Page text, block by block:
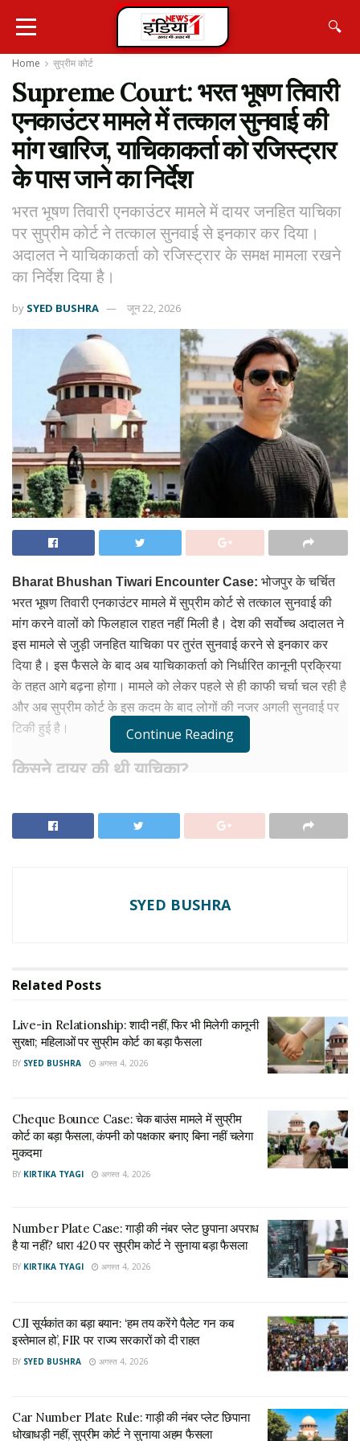
🔍
Home सुप्रीम कोर्ट
Supreme Court: भरत भूषण तिवारी
एनकाउंटर मामले में तत्काल सुनवाई की
मांग खारिज, याचिकाकर्ता को रजिस्ट्रार
के पास जाने का निर्देश
भरत भूषण तिवारी एनकाउंटर मामले में दायर जनहित याचिका
पर सुप्रीम कोर्ट ने तत्काल सुनवाई से इनकार कर दिया।
अदालत ने याचिकाकर्ता को रजिस्ट्रार के समक्ष मामला रखने
का निर्देश दिया है।
by SYED BUSHRA जून 22, 2026
Bharat Bhushan Tiwari Encounter Case: भोजपुर के चर्चित
भरत भूषण तिवारी एनकाउंटर मामले में सुप्रीम कोर्ट से तत्काल सुनवाई की
मांग करने वालों को फिलहाल राहत नहीं मिली है। देश की सर्वोच्च अदालत ने
इस मामले से जुड़ी जनहित याचिका पर तुरंत सुनवाई करने से इनकार कर
दिया है। इस फैसले के बाद अब याचिकाकर्ता को निर्धारित कानूनी प्रक्रिया
के तहत आगे बढ़ना होगा। मामले को लेकर पहले से ही काफी चर्चा चल रही है
और अब सुप्रीम कोर्ट के इस कदम के बाद लोगों की नजर अगली सुनवाई पर
टिकी हुई है।
किसने दायर की थी याचिका?
जून 2026 को दाखिल की गई थी। याचिका में भरत भूषण तिवारी एनकाउंटर
को लेकर कई गंभीर सवाल उठाए गए हैं। याचिकाकर्ता का दावा है कि यह
Cheque Bounce Case: चेक बाउंस मामले में सुप्रीम कोर्ट
का बड़ा फैसला, कंपनी को पक्षकार बनाए बिना नहीं चलेगा मुकदमा
सीबीआई जांच की मांग
याचिका में इस पूरे मामले की जांच केंद्रीय जांच ब्यूरो (CBI) से कराने की मांग
की गई है। याचिकाकर्ता का कहना है कि मामले की सच्चाई सामने लाने के
चाहिए और यदि जरूरत पड़े तो उनके खिलाफ कानूनी कार्रवाई भी की जाए।
पुलिसकर्मियों पर एफआईआर की मांग
पुलिस अधिकारियों और कर्मियों के खिलाफ एफआईआर दर्ज करने का आदेश
दिया जाए। साथ ही उन्होंने मांग की कि पूरे मामले की जांच के लिए एक
स्वतंत्र समिति बनाई जाए। यह समिति सुप्रीम कोर्ट के किसी सेवानिवृत्त
Continue Reading
SYED BUSHRA
Related Posts
Live-in Relationship: शादी नहीं, फिर भी मिलेगी कानूनी
सुरक्षा; महिलाओं पर सुप्रीम कोर्ट का बड़ा फैसला
BY SYED BUSHRA अगस्त 4, 2026
Cheque Bounce Case: चेक बाउंस मामले में सुप्रीम
कोर्ट का बड़ा फैसला, कंपनी को पक्षकार बनाए बिना नहीं चलेगा
मुकदमा
BY KIRTIKA TYAGI अगस्त 4, 2026
Number Plate Case: गाड़ी की नंबर प्लेट छुपाना अपराध
है या नहीं? धारा 420 पर सुप्रीम कोर्ट ने सुनाया बड़ा फैसला
BY KIRTIKA TYAGI अगस्त 4, 2026
CJI सूर्यकांत का बड़ा बयान: ‘हम तय करेंगे पैलेट गन कब
इस्तेमाल हो’, FIR पर राज्य सरकारों को दी राहत
BY SYED BUSHRA अगस्त 4, 2026
Car Number Plate Rule: गाड़ी की नंबर प्लेट छिपाना
धोखाधड़ी नहीं, सुप्रीम कोर्ट ने सुनाया अहम फैसला